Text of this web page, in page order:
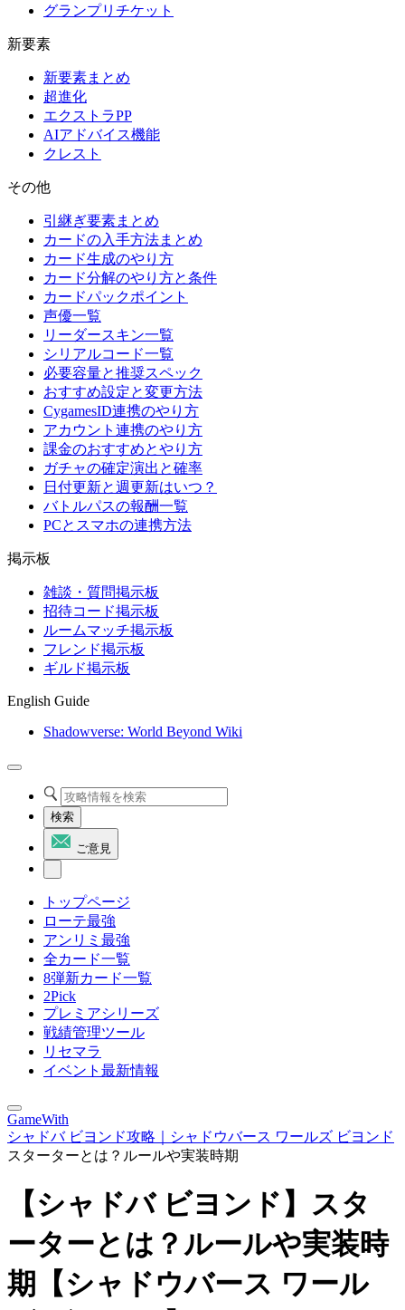
グランプリチケット
新要素
新要素まとめ
超進化
エクストラPP
AIアドバイス機能
クレスト
その他
引継ぎ要素まとめ
カードの入手方法まとめ
カード生成のやり方
カード分解のやり方と条件
カードパックポイント
声優一覧
リーダースキン一覧
シリアルコード一覧
必要容量と推奨スペック
おすすめ設定と変更方法
CygamesID連携のやり方
アカウント連携のやり方
課金のおすすめとやり方
ガチャの確定演出と確率
日付更新と週更新はいつ？
バトルパスの報酬一覧
PCとスマホの連携方法
掲示板
雑談・質問掲示板
招待コード掲示板
ルームマッチ掲示板
フレンド掲示板
ギルド掲示板
English Guide
Shadowverse: World Beyond Wiki
検索
ご意見
トップページ
ローテ最強
アンリミ最強
全カード一覧
8弾新カード一覧
2Pick
プレミアシリーズ
戦績管理ツール
リセマラ
イベント最新情報
GameWith
シャドバ ビヨンド攻略｜シャドウバース ワールズ ビヨンド
スターターとは？ルールや実装時期
【シャドバ ビヨンド】スタ
ーターとは？ルールや実装時
期【シャドウバース ワール